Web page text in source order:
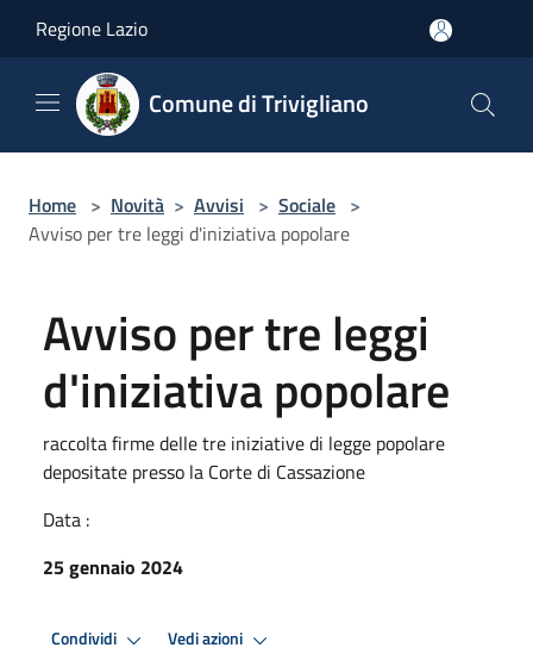
Regione Lazio
Comune di Trivigliano
Home > Novità > Avvisi > Sociale >
Avviso per tre leggi d'iniziativa popolare
Avviso per tre leggi
d'iniziativa popolare
raccolta firme delle tre iniziative di legge popolare
depositate presso la Corte di Cassazione
Data :
25 gennaio 2024
Condividi Vedi azioni